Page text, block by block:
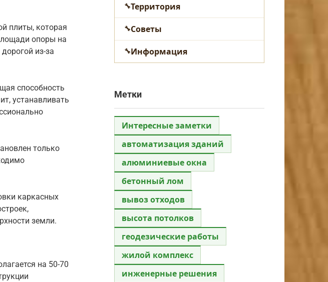
плиты, которая
опоры на
из-за
способность
устанавливать
только
каркасных
земли.
на 50-70
Территория
Советы
Информация
Метки
Интересные заметки
автоматизация зданий
алюминиевые окна
бетонный лом
вывоз отходов
высота потолков
геодезические работы
жилой комплекс
инженерные решения